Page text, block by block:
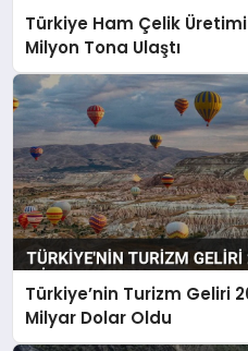
Türkiye Ham Çelik Üretimi
Milyon Tona Ulaştı
Türkiye’nin Turizm Geliri
Milyar Dolar Oldu